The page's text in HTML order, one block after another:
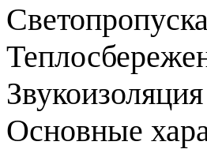
Звукоизоляция
Основные